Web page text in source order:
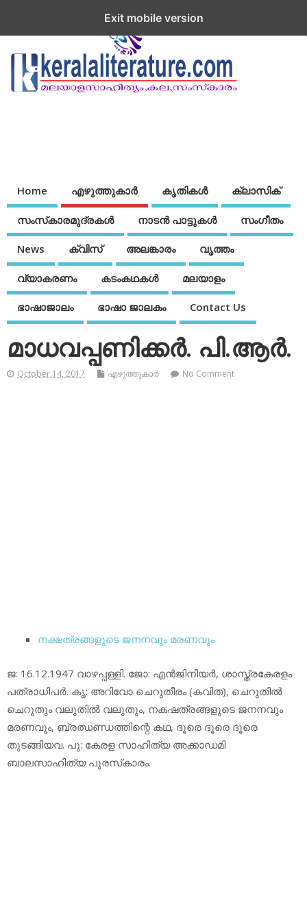
Home എഴുത്തുകാര്‍ കൃതികൾ ക്ലാസിക്
സംസ്‌കാരമുദ്രകള്‍ നാടന്‍ പാട്ടുകള്‍ സംഗീതം
News ക്വിസ് അലങ്കാരം വൃത്തം
വ്യാകരണം കടംകഥകള്‍ മലയാളം
ഭാഷാജാലം ഭാഷാ ജാലകം Contact Us
മാധവപ്പണിക്കര്‍. പി.ആര്‍.
October 14, 2017 എഴുത്തുകാര്‍ No Comment
നക്ഷത്രങ്ങളുടെ ജനനവും മരണവും
ജ: 16.12.1947 വാഴപ്പള്ളി. ജോ: എന്‍ജിനിയര്‍, ശാസ്ത്രകേരളം
പത്രാധിപര്‍. കൃ: അറിവോ ചെറുതീരം (കവിത), ചെറുതില്‍
ചെറുതും വലുതില്‍ വലുതും, നകഷത്രങ്ങളുടെ ജനനവും
മരണവും, ബ്രഝണ്ഡത്തിന്റെ കഥ, ദൂരെ ദൂരെ ദൂരെ
തുടങ്ങിയവ. പു: കേരള സാഹിത്യ അക്കാഡമി
ബാലസാഹിത്യ പുരസ്‌കാരം.
Exit mobile version